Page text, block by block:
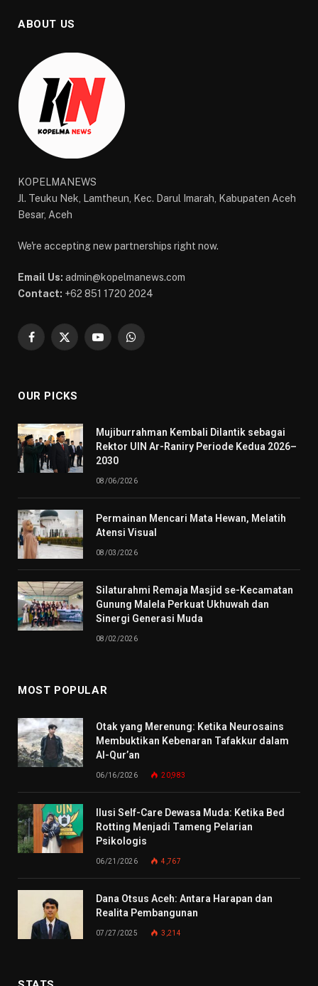
ABOUT US
KOPELMANEWS
Jl. Teuku Nek, Lamtheun, Kec. Darul Imarah, Kabupaten Aceh
Besar, Aceh
We're accepting new partnerships right now.
Email Us: admin@kopelmanews.com
Contact: +62 851 1720 2024
Facebook
X
YouTubeWhatsApp
OUR PICKS
Mujiburrahman Kembali Dilantik sebagai
Rektor UIN Ar-Raniry Periode Kedua 2026–
2030
08/06/2026
Permainan Mencari Mata Hewan, Melatih
Atensi Visual
08/03/2026
Silaturahmi Remaja Masjid se-Kecamatan
Gunung Malela Perkuat Ukhuwah dan
Sinergi Generasi Muda
08/02/2026
MOST POPULAR
Otak yang Merenung: Ketika Neurosains
Membuktikan Kebenaran Tafakkur dalam
Al-Qur’an
06/16/2026 20,983
Ilusi Self-Care Dewasa Muda: Ketika Bed
Rotting Menjadi Tameng Pelarian
Psikologis
06/21/2026 4,767
Dana Otsus Aceh: Antara Harapan dan
Realita Pembangunan
07/27/2025 3,214